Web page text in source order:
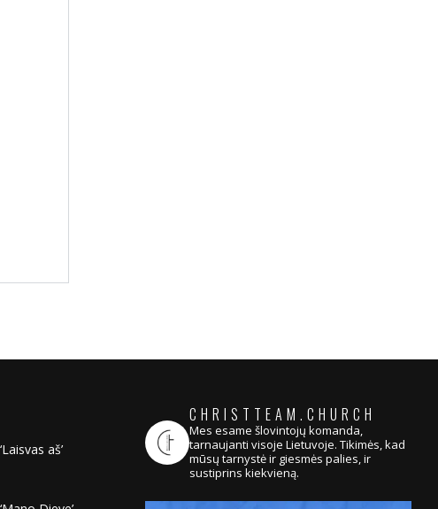
aš’
CHRISTTEAM.CHURCH
Mes esame šlovintojų komanda,
tarnaujanti visoje Lietuvoje. Tikimės, kad
mūsų tarnystė ir giesmės palies, ir
sustiprins kiekvieną.